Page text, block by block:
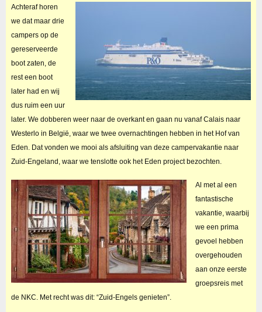
Achteraf horen
we dat maar drie
campers op de
gereserveerde
boot zaten, de
rest een boot
later had en wij
dus ruim een uur
later. We dobberen weer naar de overkant en gaan nu vanaf Calais naar
Westerlo in België, waar we twee overnachtingen hebben in het Hof van
Eden. Dat vonden we mooi als afsluiting van deze campervakantie naar
Zuid-Engeland, waar we tenslotte ook het Eden project bezochten.
Al met al een
fantastische
vakantie, waarbij
we een prima
gevoel hebben
overgehouden
aan onze eerste
groepsreis met
de NKC. Met recht was dit: “Zuid-Engels genieten”.